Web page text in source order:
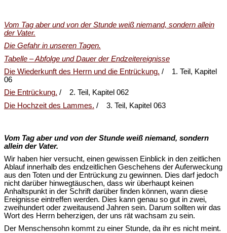
Vom Tag aber und von der Stunde weiß niemand, sondern allein
der Vater.
Die Gefahr in unseren Tagen.
Tabelle – Abfolge und Dauer der Endzeitereignisse
Die Wiederkunft des Herrn und die Entrückung. / 1. Teil, Kapitel
06
Die Entrückung. / 2. Teil, Kapitel 062
Die Hochzeit des Lammes. / 3. Teil, Kapitel 063
Vom Tag aber und von der Stunde weiß niemand, sondern
allein der Vater.
Wir haben hier versucht, einen gewissen Einblick in den zeitlichen
Ablauf innerhalb des endzeitlichen Geschehens der Auferweckung
aus den Toten und der Entrückung zu gewinnen. Dies darf jedoch
nicht darüber hinwegtäuschen, dass wir überhaupt keinen
Anhaltspunkt in der Schrift darüber finden können, wann diese
Ereignisse eintreffen werden. Dies kann genau so gut in zwei,
zweihundert oder zweitausend Jahren sein. Darum sollten wir das
Wort des Herrn beherzigen, der uns rät wachsam zu sein.
Der Menschensohn kommt zu einer Stunde, da ihr es nicht meint.